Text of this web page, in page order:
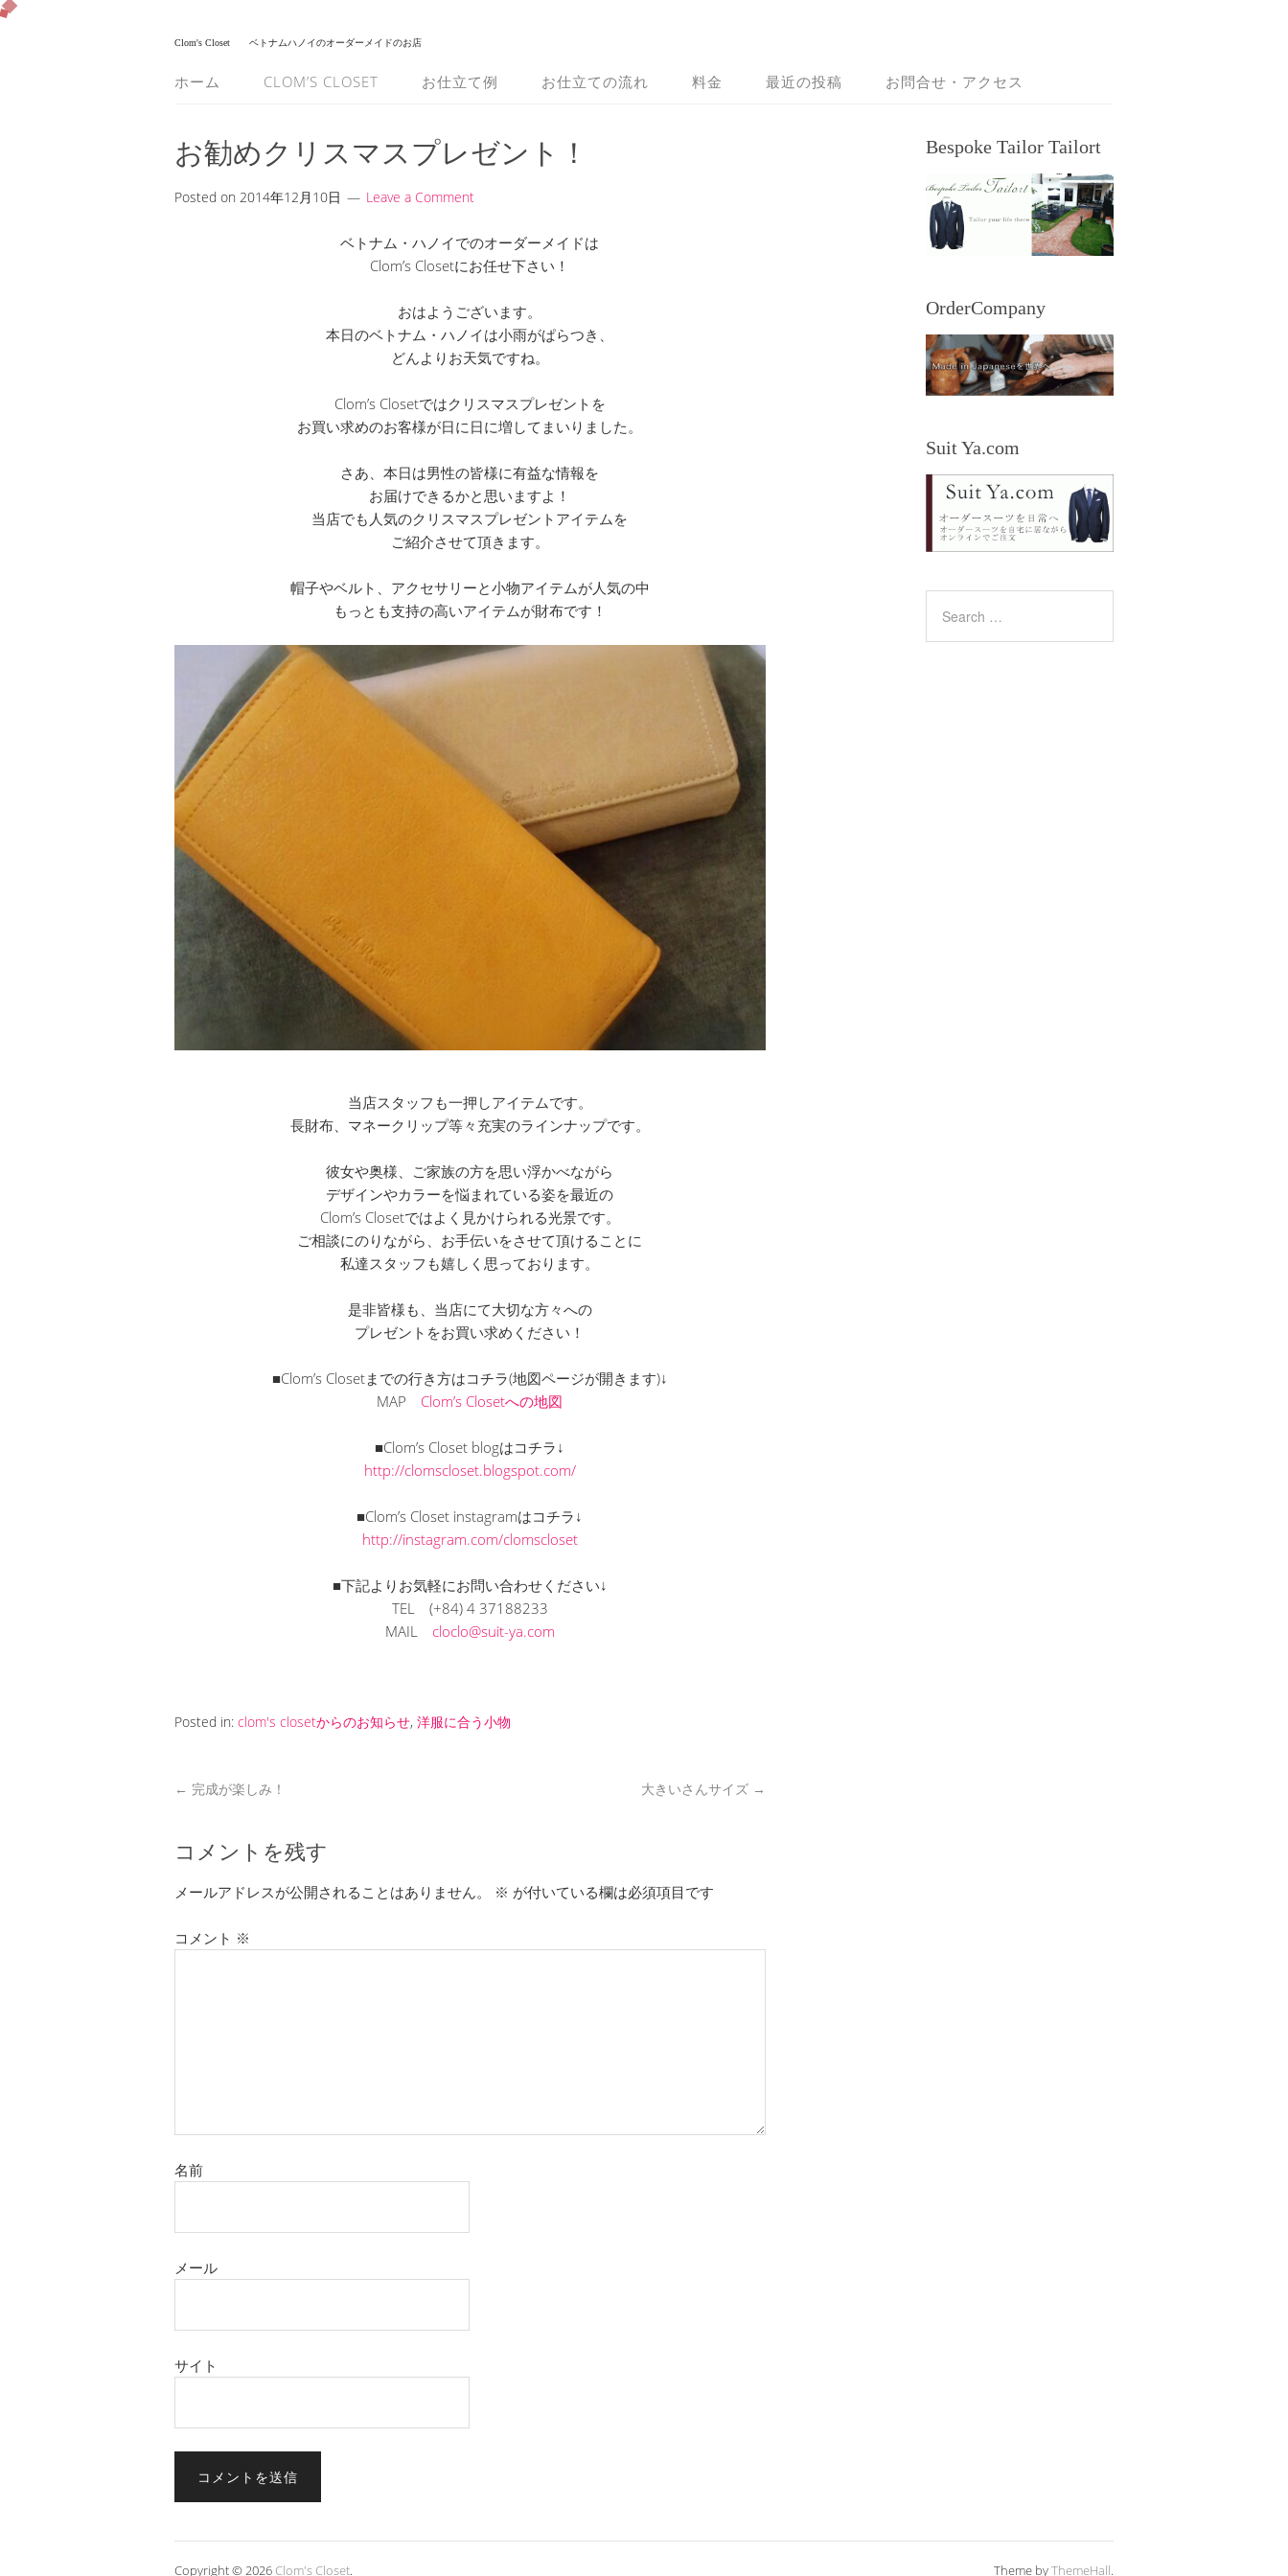
Clom's Closet ベトナムハノイのオーダーメイドのお店
ホーム CLOM’S CLOSET お仕立て例 お仕立ての流れ 料金 最近の投稿 お問合せ・アクセス
お勧めクリスマスプレゼント！
Posted on 2014年12月10日 Leave a Comment
ベトナム・ハノイでのオーダーメイドは
Clom’s Closetにお任せ下さい！
おはようございます。
本日のベトナム・ハノイは小雨がぱらつき、
どんよりお天気ですね。
Clom’s Closetではクリスマスプレゼントを
お買い求めのお客様が日に日に増してまいりました。
さあ、本日は男性の皆様に有益な情報を
お届けできるかと思いますよ！
当店でも人気のクリスマスプレゼントアイテムを
ご紹介させて頂きます。
帽子やベルト、アクセサリーと小物アイテムが人気の中
もっとも支持の高いアイテムが財布です！
当店スタッフも一押しアイテムです。
長財布、マネークリップ等々充実のラインナップです。
彼女や奥様、ご家族の方を思い浮かべながら
デザインやカラーを悩まれている姿を最近の
Clom’s Closetではよく見かけられる光景です。
ご相談にのりながら、お手伝いをさせて頂けることに
私達スタッフも嬉しく思っております。
是非皆様も、当店にて大切な方々への
プレゼントをお買い求めください！
■Clom’s Closetまでの行き方はコチラ(地図ページが開きます)↓
MAP Clom’s Closetへの地図
■Clom’s Closet blogはコチラ↓
http://clomscloset.blogspot.com/
■Clom’s Closet instagramはコチラ↓
http://instagram.com/clomscloset
■下記よりお気軽にお問い合わせください↓
TEL (+84) 4 37188233
MAIL cloclo@suit-ya.com
Posted in: clom's closetからのお知らせ, 洋服に合う小物
← 完成が楽しみ！ 大きいさんサイズ →
コメントを残す
メールアドレスが公開されることはありません。 ※ が付いている欄は必須項目です
コメント ※
名前
メール
サイト
Bespoke Tailor Tailort
OrderCompany
Suit Ya.com
Copyright © 2026 Clom's Closet. Theme byThemeHall.